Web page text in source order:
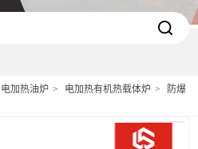
电加热油炉 电加热有机热载体炉
防爆